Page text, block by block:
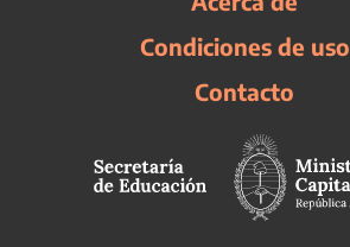
Condiciones de uso
Contacto